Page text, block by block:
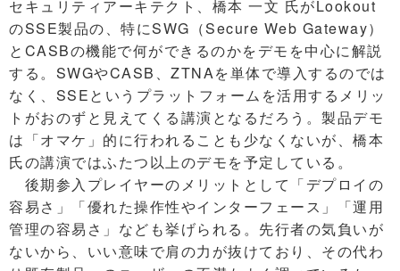
セキュリティアーキテクト、橋本 一文 氏がLookout
のSSE製品の、特にSWG（Secure Web Gateway）
とCASBの機能で何ができるのかをデモを中心に解説
する。SWGやCASB、ZTNAを単体で導入するのでは
なく、SSEというプラットフォームを活用するメリッ
トがおのずと見えてくる講演となるだろう。製品デモ
は「オマケ」的に行われることも少なくないが、橋本
氏の講演ではふたつ以上のデモを予定している。
後期参入プレイヤーのメリットとして「デプロイの
容易さ」「優れた操作性やインターフェース」「運用
管理の容易さ」なども挙げられる。先行者の気負いが
ないから、いい意味で肩の力が抜けており、その代わ